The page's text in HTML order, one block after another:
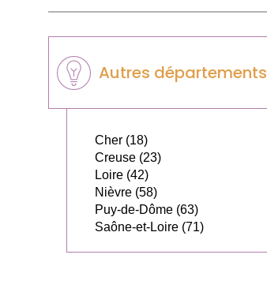
Autres départements
Cher (18)
Creuse (23)
Loire (42)
Nièvre (58)
Puy-de-Dôme (63)
Saône-et-Loire (71)